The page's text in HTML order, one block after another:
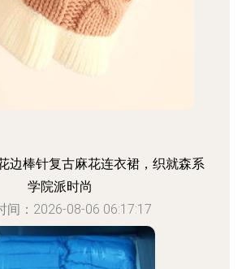
边棒针复古麻花连衣裙，织就森系
学院派时尚
间：2026-08-06 06:17:17